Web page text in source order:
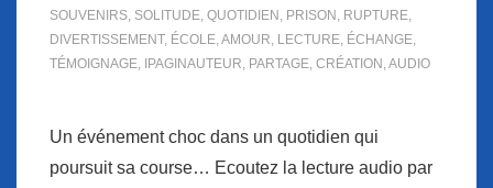
SOUVENIRS, SOLITUDE, QUOTIDIEN , PRISON , RUPTURE,
DIVERTISSEMENT, ÉCOLE,AMOUR, LECTURE, ÉCHANGE,
TÉMOIGNAGE, IPAGINAUTEUR, PARTAGE, CRÉATION ,AUDIO
Un événement choc dans un quotidien qui
poursuit sa course… Ecoutez la lecture audio par